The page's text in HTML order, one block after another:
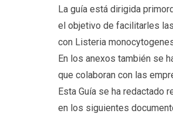
La guía está dirigida
el objetivo de facilitarles
con Listeria
En los anexos también se
que colaboran con las
Esta Guía se ha redactado
en los siguientes